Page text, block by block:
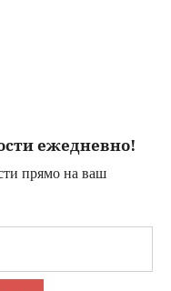
ежедневно!
прямо на ваш